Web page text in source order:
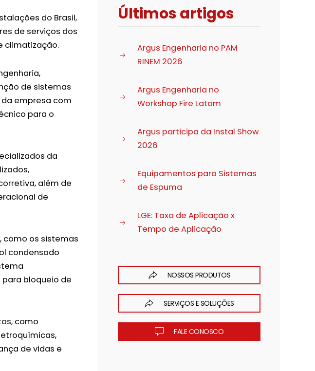
do Brasil,
de serviços dos
climatização.
de sistemas
empresa com
para o
da
além de
de
os sistemas
condensado
para bloqueio de
como
de vidas e
Últimos artigos
Argus Engenharia no PAM
RINEM 2026
Argus Engenharia no
Workshop Fire Latam
Argus participa da Instal Show
2026
Equipamentos para Sistemas
de Espuma
LGE: Taxa de Aplicação x
Tempo de Aplicação
NOSSOS PRODUTOS
SERVIÇOS E SOLUÇÕES
FALE CONOSCO